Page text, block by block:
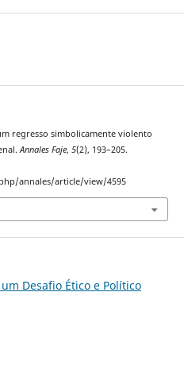
regresso simbolicamente violento
Annales Faje, 5(2), 193–205.
annales/article/view/4595
Desafio Ético e Político